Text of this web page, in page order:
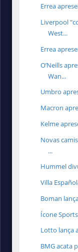
Errea
Liverpool
West...
Errea
O’Neills
Wan...
Umbro
Macron
Kelme
Novas
...
Hummel
Villa
Boman
Ícone
Lotto lança
BMG acata